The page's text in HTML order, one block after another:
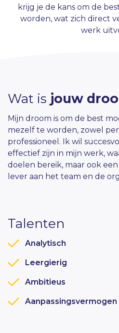
krijg je de kans om de
worden, wat zich direct
werk
Wat is jouw
Mijn droom is om de best
mezelf te worden, zowel
professioneel. Ik wil
effectief zijn in mijn werk,
doelen bereik, maar ook
lever aan het team en de
Talenten
Analytisch
Leergierig
Ambitieus
Aanpassingsvermogen